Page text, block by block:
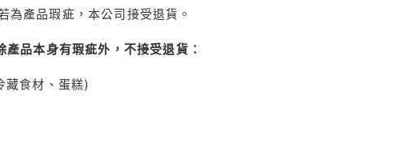
產品瑕疵，本公司接受退貨。
品本身有瑕疵外，不接受退貨：
藏食材、蛋糕)